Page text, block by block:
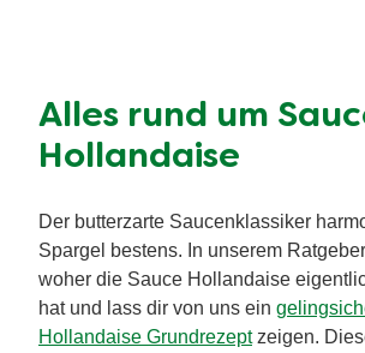
Alles rund um
Hollandaise
Der butterzarte Saucenklassiker
Spargel bestens. In unserem
woher die Sauce Hollandaise
hat und lass dir von uns ein
Hollandaise Grundrezeptzeigen.